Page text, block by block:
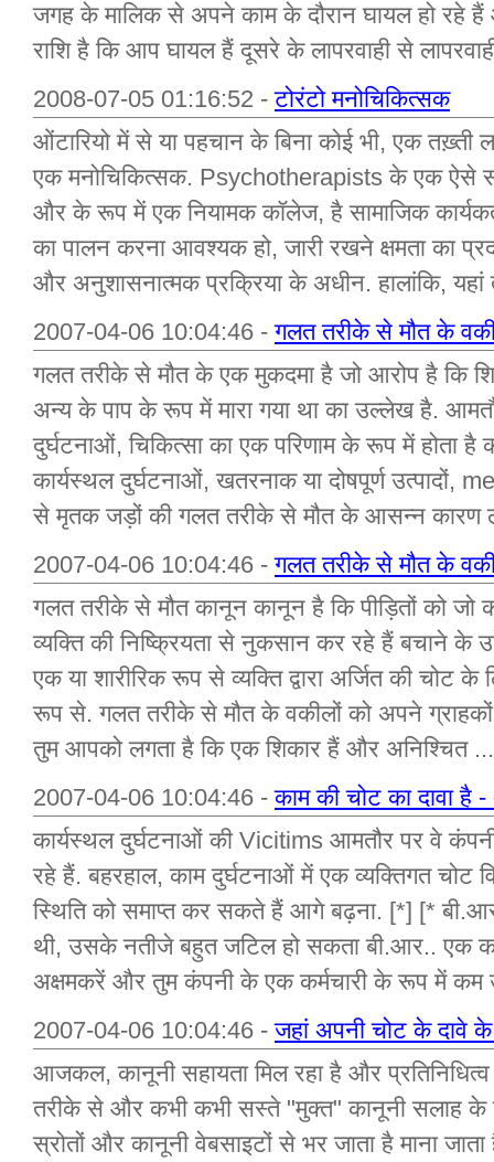
जगह के मालिक से अपने काम के दौरान घायल हो रहे हैं
राशि है कि आप घायल हैं दूसरे के लापरवाही से
2008-07-05 01:16:52 -टोरंटो मनोचिकित्सक
ओंटारियो में से या पहचान के बिना कोई भी, एक
एक मनोचिकित्सक. Psychotherapists के एक ऐसे
और के रूप में एक नियामक कॉलेज, है सामाजिक
का पालन करना आवश्यक हो, जारी रखने क्षमता का
और अनुशासनात्मक प्रक्रिया के अधीन. हालांकि,
2007-04-06 10:04:46 -गलत तरीके से मौत के
गलत तरीके से मौत के एक मुकदमा है जो आरोप है कि
अन्य के पाप के रूप में मारा गया था का उल्लेख है.
दुर्घटनाओं, चिकित्सा का एक परिणाम के रूप में होता है
कार्यस्थल दुर्घटनाओं, खतरनाक या दोषपूर्ण
से मृतक जड़ों की गलत तरीके से मौत के आसन्न कारण
2007-04-06 10:04:46 -गलत तरीके से मौत के
गलत तरीके से मौत कानून कानून है कि पीड़ितों को जो
व्यक्ति की निष्क्रियता से नुकसान कर रहे हैं बचाने के
एक या शारीरिक रूप से व्यक्ति द्वारा अर्जित की चोट
रूप से. गलत तरीके से मौत के वकीलों को अपने
तुम आपको लगता है कि एक शिकार हैं और अनिश्चित ...
2007-04-06 10:04:46 -काम की चोट का दावा
कार्यस्थल दुर्घटनाओं की Vicitims आमतौर पर वे
रहे हैं. बहरहाल, काम दुर्घटनाओं में एक व्यक्तिगत
स्थिति को समाप्त कर सकते हैं आगे बढ़ना. [*] [*
थी, उसके नतीजे बहुत जटिल हो सकता बी.आर.. एक
अक्षमकरें और तुम कंपनी के एक कर्मचारी के रूप में कम
2007-04-06 10:04:46 -जहां अपनी चोट के दावे के
आजकल, कानूनी सहायता मिल रहा है और
तरीके से और कभी कभी सस्ते "मुक्त" कानूनी सलाह के
स्रोतों और कानूनी वेबसाइटों से भर जाता है माना